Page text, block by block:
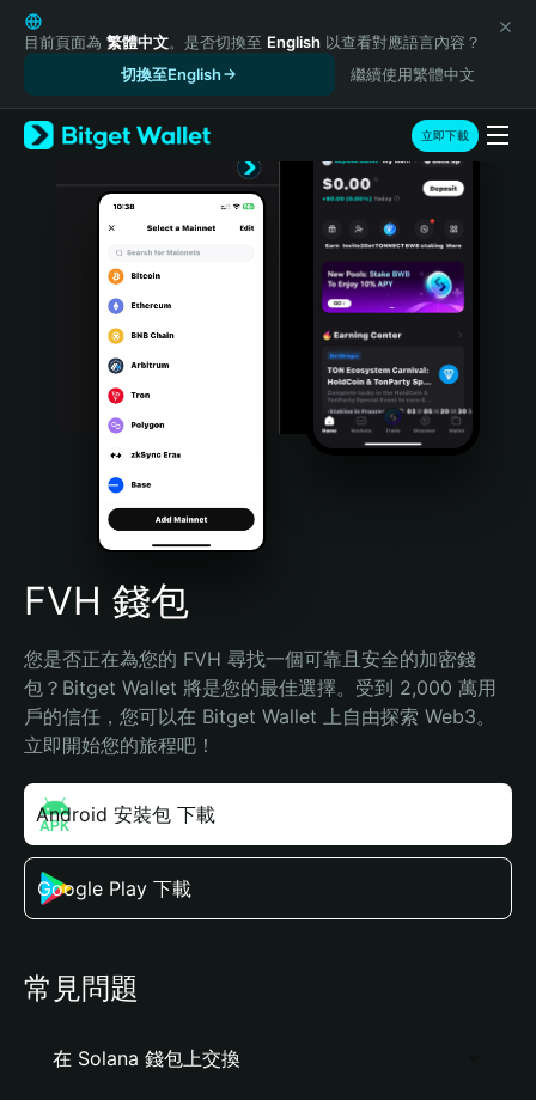
English
日本語
Русский
Español (Latinoamérica)
Türkçe
Português (Portugal)
Bahasa Indonesia
Português (Brasil)
Español (Argentina)
目前頁面為 繁體中文。是否切換至 English 以查看對應語言內容？
切換至English
繼續使用繁體中文
立即下載
FVH 錢包
您是否正在為您的 FVH 尋找一個可靠且安全的加密錢
包？Bitget Wallet 將是您的最佳選擇。受到 2,000 萬用
戶的信任，您可以在 Bitget Wallet 上自由探索 Web3。
立即開始您的旅程吧！
Android 安裝包 下載
Google Play 下載
常見問題
在 Solana 錢包上交換